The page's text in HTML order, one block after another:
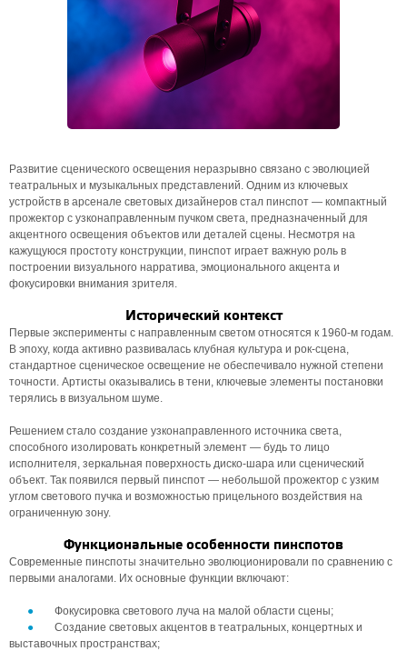
Развитие сценического освещения неразрывно связано с эволюцией
театральных и музыкальных представлений. Одним из ключевых
устройств в арсенале световых дизайнеров стал пинспот — компактный
прожектор с узконаправленным пучком света, предназначенный для
акцентного освещения объектов или деталей сцены. Несмотря на
кажущуюся простоту конструкции, пинспот играет важную роль в
построении визуального нарратива, эмоционального акцента и
фокусировки внимания зрителя.
Исторический контекст
Первые эксперименты с направленным светом относятся к 1960-м годам.
В эпоху, когда активно развивалась клубная культура и рок-сцена,
стандартное сценическое освещение не обеспечивало нужной степени
точности. Артисты оказывались в тени, ключевые элементы постановки
терялись в визуальном шуме.
Решением стало создание узконаправленного источника света,
способного изолировать конкретный элемент — будь то лицо
исполнителя, зеркальная поверхность диско-шара или сценический
объект. Так появился первый пинспот — небольшой прожектор с узким
углом светового пучка и возможностью прицельного воздействия на
ограниченную зону.
Функциональные особенности пинспотов
Современные пинспоты значительно эволюционировали по сравнению с
первыми аналогами. Их основные функции включают:
Фокусировка светового луча на малой области сцены;
Создание световых акцентов в театральных, концертных и
выставочных пространствах;